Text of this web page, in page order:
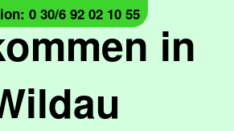
in
0 30/6 92 02 10 55